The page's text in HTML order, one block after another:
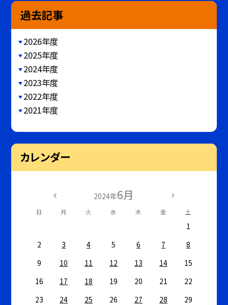
過去記事
2026年度
2025年度
2024年度
2023年度
2022年度
2021年度
カレンダー
2024年6月
日 月 火 水 木 金 土
1
2
3 4 5 6 7
8
9
10 11 12 13 14
15
16
17 18 19 20 21
22
23
24 25 26 27 28
29